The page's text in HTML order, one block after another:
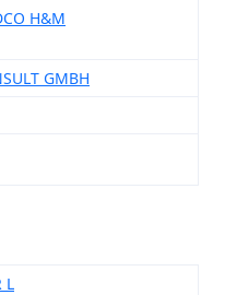
H&M
GMBH
L